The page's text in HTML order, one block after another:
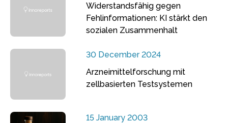
Widerstandsfähig gegen
Fehlinformationen: KI stärkt den
sozialen Zusammenhalt
30 December 2024
Arzneimittelforschung mit
zellbasierten Testsystemen
15 January 2003